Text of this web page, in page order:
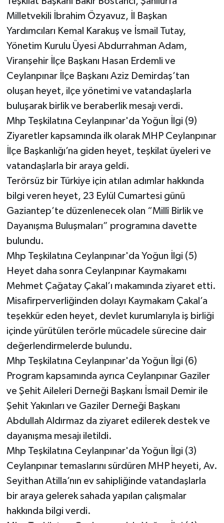
Milletvekili İbrahim Özyavuz, İl Başkan
Yardımcıları Kemal Karakuş ve İsmail Tutay,
Yönetim Kurulu Üyesi Abdurrahman Adam,
Viranşehir İlçe Başkanı Hasan Erdemli ve
Ceylanpınar İlçe Başkanı Aziz Demirdaş’tan
oluşan heyet, ilçe yönetimi ve vatandaşlarla
buluşarak birlik ve beraberlik mesajı verdi.
Mhp Teşkilatına Ceylanpınar'da Yoğun İlgi (9)
Ziyaretler kapsamında ilk olarak MHP Ceylanpınar
İlçe Başkanlığı’na giden heyet, teşkilat üyeleri ve
vatandaşlarla bir araya geldi.
Terörsüz bir Türkiye için atılan adımlar hakkında
bilgi veren heyet, 23 Eylül Cumartesi günü
Gaziantep’te düzenlenecek olan “Millî Birlik ve
Dayanışma Buluşmaları” programına davette
bulundu.
Mhp Teşkilatına Ceylanpınar'da Yoğun İlgi (5)
Heyet daha sonra Ceylanpınar Kaymakamı
Mehmet Çağatay Çakal’ı makamında ziyaret etti.
Misafirperverliğinden dolayı Kaymakam Çakal’a
teşekkür eden heyet, devlet kurumlarıyla iş birliği
içinde yürütülen terörle mücadele sürecine dair
değerlendirmelerde bulundu.
Mhp Teşkilatına Ceylanpınar'da Yoğun İlgi (6)
Program kapsamında ayrıca Ceylanpınar Gaziler
ve Şehit Aileleri Derneği Başkanı İsmail Demir ile
Şehit Yakınları ve Gaziler Derneği Başkanı
Abdullah Aldırmaz da ziyaret edilerek destek ve
dayanışma mesajı iletildi.
Mhp Teşkilatına Ceylanpınar'da Yoğun İlgi (3)
Ceylanpınar temaslarını sürdüren MHP heyeti, Av.
Seyithan Atilla’nın ev sahipliğinde vatandaşlarla
bir araya gelerek sahada yapılan çalışmalar
hakkında bilgi verdi.